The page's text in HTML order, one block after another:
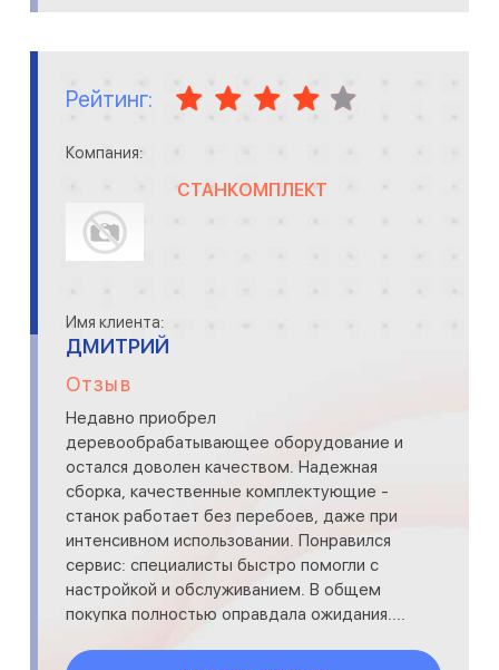
Рейтинг:
Компания:
СТАНКОМПЛЕКТ
Имя клиента:
ДМИТРИЙ
Отзыв
Недавно приобрел
деревообрабатывающее оборудование и
остался доволен качеством. Надежная
сборка, качественные комплектующие -
станок работает без перебоев, даже при
интенсивном использовании. Понравился
сервис: специалисты быстро помогли с
настройкой и обслуживанием. В общем
покупка полностью оправдала ожидания....